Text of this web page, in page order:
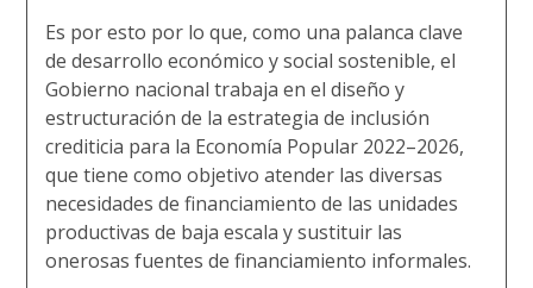
Es por esto por lo que, como una palanca clave
de desarrollo económico y social sostenible, el
Gobierno nacional trabaja en el diseño y
estructuración de la estrategia de inclusión
crediticia para la Economía Popular 2022–2026,
que tiene como objetivo atender las diversas
necesidades de financiamiento de las unidades
productivas de baja escala y sustituir las
onerosas fuentes de financiamiento informales.